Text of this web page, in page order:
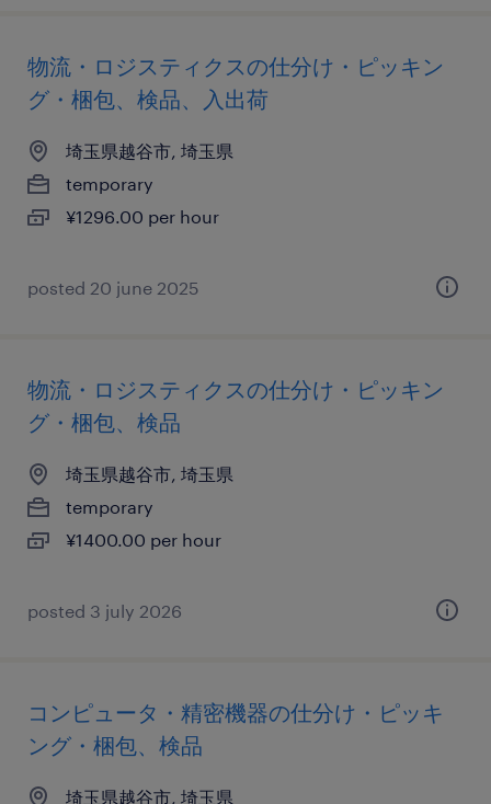
物流・ロジスティクスの仕分け・ピッキン
グ・梱包、検品、入出荷
埼玉県越谷市, 埼玉県
temporary
¥1296.00 per hour
posted 20 june 2025
物流・ロジスティクスの仕分け・ピッキン
グ・梱包、検品
埼玉県越谷市, 埼玉県
temporary
¥1400.00 per hour
posted 3 july 2026
コンピュータ・精密機器の仕分け・ピッキ
ング・梱包、検品
埼玉県越谷市, 埼玉県